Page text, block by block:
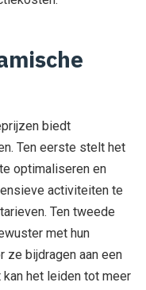
biedt
Ten eerste stelt het
optimaliseren en
activiteiten te
Ten tweede
met hun
ze bijdragen aan een
het leiden tot meer